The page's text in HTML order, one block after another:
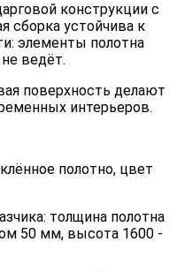
конструкции с
сборка устойчива к
элементы полотна
ведёт.
поверхность делают
интерьеров.
полотно, цвет
толщина полотна
50 мм, высота 1600 -